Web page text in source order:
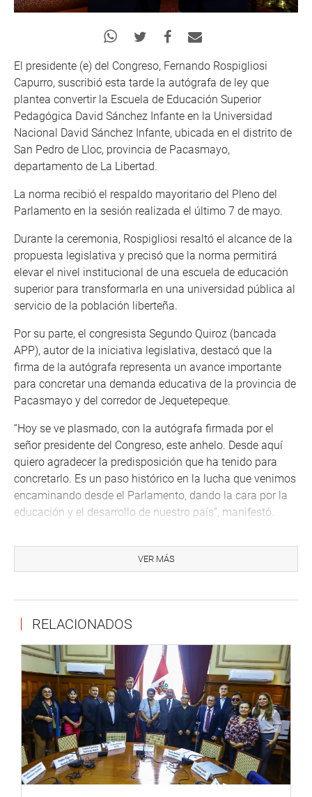
El presidente (e) del Congreso, Fernando Rospigliosi
Capurro, suscribió esta tarde la autógrafa de ley que
plantea convertir la Escuela de Educación Superior
Pedagógica David Sánchez Infante en la Universidad
Nacional David Sánchez Infante, ubicada en el distrito de
San Pedro de Lloc, provincia de Pacasmayo,
departamento de La Libertad.
La norma recibió el respaldo mayoritario del Pleno del
Parlamento en la sesión realizada el último 7 de mayo.
Durante la ceremonia, Rospigliosi resaltó el alcance de la
propuesta legislativa y precisó que la norma permitirá
elevar el nivel institucional de una escuela de educación
superior para transformarla en una universidad pública al
servicio de la población liberteña.
Por su parte, el congresista Segundo Quiroz (bancada
APP), autor de la iniciativa legislativa, destacó que la
firma de la autógrafa representa un avance importante
para concretar una demanda educativa de la provincia de
Pacasmayo y del corredor de Jequetepeque.
“Hoy se ve plasmado, con la autógrafa firmada por el
señor presidente del Congreso, este anhelo. Desde aquí
quiero agradecer la predisposición que ha tenido para
concretarlo. Es un paso histórico en la lucha que venimos
encaminando desde el Parlamento, dando la cara por la
educación y el desarrollo de nuestro país”, manifestó.
los proyectos de ley 11914/2024-CR y 12905/2025-CR.
brecha de acceso a la educación universitaria en el
corredor de Jequetepeque y fortalecer la formación de
capital humano en áreas vinculadas con la educación,
agroindustria, pesca, logística y gestión pública.
Además, la creación de la Universidad Nacional David
Sánchez Infante apunta a promover mayor productividad,
diversificación económica y desarrollo regional en La
Libertad.
OFICINA DE COMUNICACIONES E IMAGEN
INSTITUCIONAL
VER MÁS
RELACIONADOS